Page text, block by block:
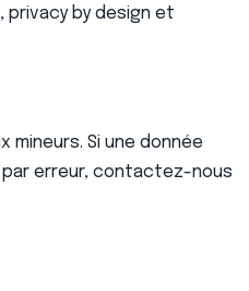
privacy by design et
mineurs. Si une donnée
erreur, contactez-nous